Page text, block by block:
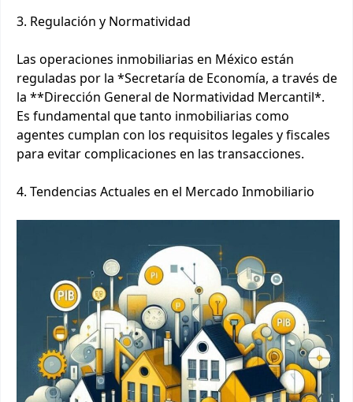
3. Regulación y Normatividad
Las operaciones inmobiliarias en México están
reguladas por la *Secretaría de Economía, a través de
la **Dirección General de Normatividad Mercantil*.
Es fundamental que tanto inmobiliarias como
agentes cumplan con los requisitos legales y fiscales
para evitar complicaciones en las transacciones.
4. Tendencias Actuales en el Mercado Inmobiliario